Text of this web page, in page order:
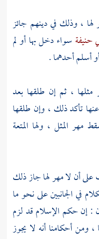
، وذلك في دينهم جائز
حنيفة سواء دخل بها أو لم
أسلم أحدهما .
مثلها ، ثم إن طلقها بعد
تأكد ذلك ، وإن طلقها
مهر المثل ، ولها المتعة
أن لا مهر لها جاز ذلك
في الجانبين على نحو ما
: إن حكم الإسلام قد لزم
، ومن أحكامنا أنه لا يجوز